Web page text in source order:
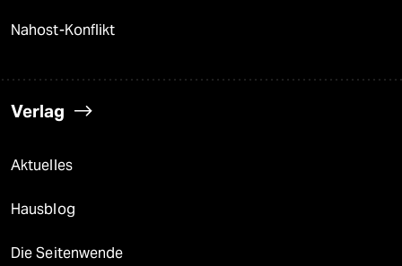
Nahost-Konflikt
Verlag
Aktuelles
Hausblog
Die Seitenwende